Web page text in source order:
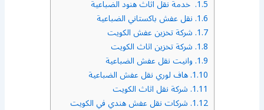
1.5. خدمة نقل اثاث هنود الضباعية
1.6. نقل عفش باكستاني الضباعية
1.7. شركة تخزين عفش الكويت
1.8. شركة تخزين اثاث الكويت
1.9. وانيت نقل عفش الضباعية
1.10. هاف لوري نقل عفش الضباعية
1.11. شركة نقل اثاث الكويت
1.12. شركات نقل عفش هندي في الكويت